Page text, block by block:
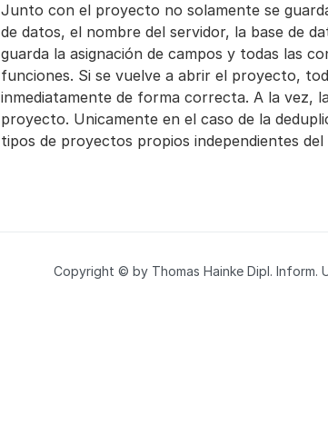
Junto con el proyecto no solamente se
de datos, el nombre del servidor, la base de
guarda la asignación de campos y todas las
funciones. Si se vuelve a abrir el proyecto,
inmediatamente de forma correcta. A la vez,
proyecto. Unicamente en el caso de la
tipos de proyectos propios independientes
Copyright © by Thomas Hainke Dipl. Inform.